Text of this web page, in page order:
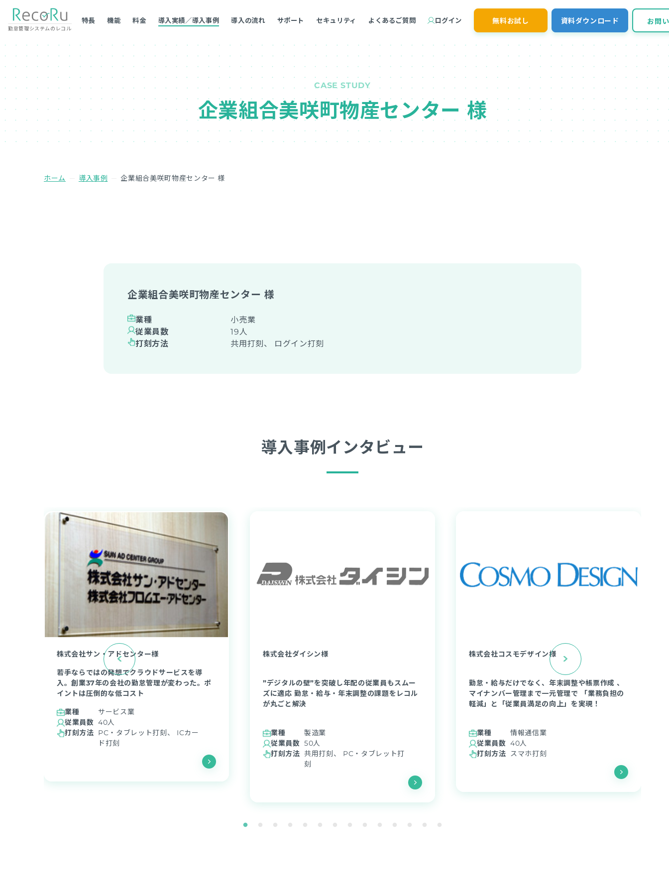
勤怠管理システムのレコル
無料お試し 資料ダウンロード お問
特長 機能 料金 導入実績／導入事例 導入の流れ サポート セキュリティ よくあるご質問 ログイン
CASE STUDY
企業組合美咲町物産センター 様
ホーム 導入事例 企業組合美咲町物産センター 様
企業組合美咲町物産センター 様
業種
小売業
従業員数
19人
打刻方法
共用打刻、 ログイン打刻
導入事例インタビュー
株式会社サン・アドセンター様
若手ならではの発想でクラウドサービスを導
入。創業37年の会社の勤怠管理が変わった。ポ
イントは圧倒的な低コスト
業種
サービス業
従業員数 40人
打刻方法 PC・タブレット打刻、 ICカー
ド打刻
株式会社ダイシン様
”デジタルの壁”を突破し年配の従業員もスムー
ズに適応 勤怠・給与・年末調整の課題をレコル
が丸ごと解決
業種
製造業
従業員数 50人
打刻方法 共用打刻、 PC・タブレット打
刻
株式会社コスモデザイン様
勤怠・給与だけでなく、年末調整や帳票作成 、
マイナンバー管理まで一元管理で 「業務負担の
軽減」と「従業員満足の向上」を実現！
業種
情報通信業
従業員数 40人
打刻方法 スマホ打刻